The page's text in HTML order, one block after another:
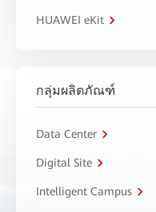
HUAWEI eKit
กลุ่มผลิตภัณฑ์
Data Center
Digital Site
Intelligent Campus